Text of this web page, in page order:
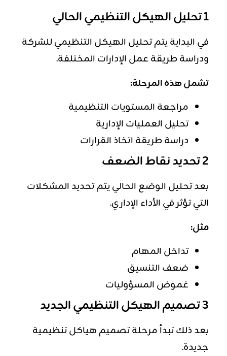
1 تحليل الهيكل التنظيمي الحالي
في البداية يتم تحليل الهيكل التنظيمي للشركة
ودراسة طريقة عمل الإدارات المختلفة.
تشمل هذه المرحلة:
مراجعة المستويات التنظيمية
تحليل العمليات الإدارية
دراسة طريقة اتخاذ القرارات
2 تحديد نقاط الضعف
بعد تحليل الوضع الحالي يتم تحديد المشكلات
التي تؤثر في الأداء الإداري.
مثل:
تداخل المهام
ضعف التنسيق
غموض المسؤوليات
3 تصميم الهيكل التنظيمي الجديد
بعد ذلك تبدأ مرحلة تصميم هياكل تنظيمية
جديدة.